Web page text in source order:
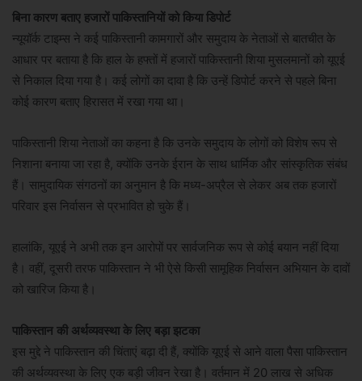
बिना कारण बताए हजारों पाकिस्तानियों को किया डिपोर्ट
न्यूयॉर्क टाइम्स ने कई पाकिस्तानी कामगारों और समुदाय के नेताओं से बातचीत के
आधार पर बताया है कि हाल के हफ्तों में हजारों पाकिस्तानी शिया मुसलमानों को यूएई
से निकाल दिया गया है। कई लोगों का दावा है कि उन्हें डिपोर्ट करने से पहले बिना
कोई कारण बताए हिरासत में रखा गया था।
पाकिस्तानी शिया नेताओं का कहना है कि उनके समुदाय के लोगों को विशेष रूप से
निशाना बनाया जा रहा है, क्योंकि उनके ईरान के साथ धार्मिक और सांस्कृतिक संबंध
हैं। सामुदायिक संगठनों का अनुमान है कि मध्य-अप्रैल से लेकर अब तक हजारों
परिवार इस निर्वासन से प्रभावित हो चुके हैं।
हालांकि, यूएई ने अभी तक इन आरोपों पर सार्वजनिक रूप से कोई बयान नहीं दिया
है। वहीं, दूसरी तरफ पाकिस्तान ने भी ऐसे किसी सामूहिक निर्वासन अभियान के दावों
को खारिज किया है।
पाकिस्तान की अर्थव्यवस्था के लिए बड़ा झटका
इस मुद्दे ने पाकिस्तान की चिंताएं बढ़ा दी हैं, क्योंकि यूएई से आने वाला पैसा पाकिस्तान
की अर्थव्यवस्था के लिए एक बड़ी जीवन रेखा है। वर्तमान में 20 लाख से अधिक